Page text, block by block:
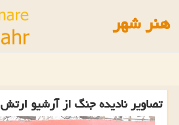
هنر شهر
تصاویر نادیده جنگ از آرشیو ارتش